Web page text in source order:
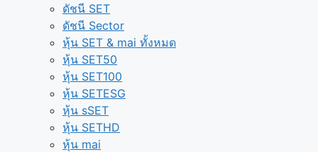
ดัชนี SET
ดัชนี Sector
หุ้น SET & mai ทั้งหมด
หุ้น SET50
หุ้น SET100
หุ้น SETESG
หุ้น sSET
หุ้น SETHD
หุ้น mai